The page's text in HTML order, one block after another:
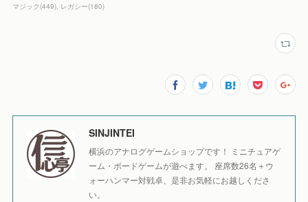
マジック (449) レガシー(180)
SINJINTEI
横浜のアナログゲームショップです！ ミニチュアゲ
ーム・ボードゲームが遊べます。 座席数26名＋ウ
ォーハンマー対戦卓、是非お気軽にお越しくださ
い。